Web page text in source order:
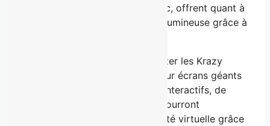
géants, une première au Québec, offrent quant à
elles une expérience festive et lumineuse grâce à
Les visiteurs pourront aussi tester les Krazy
Darts, un lancer de fléchettes sur écrans géants
de 11 pieds proposant 22 jeux interactifs, de
Tic‑Tac‑Toe à Angry Birds. Ils pourront
également plonger dans la réalité virtuelle grâce